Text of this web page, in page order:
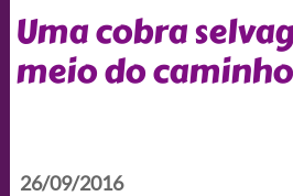
Uma cobra
meio do caminho
26/09/2016